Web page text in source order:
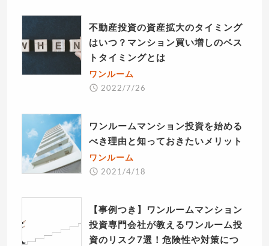
不動産投資の資産拡大のタイミング
はいつ？マンション買い増しのベス
トタイミングとは
ワンルーム
2022/7/26
ワンルームマンション投資を始める
べき理由と知っておきたいメリット
ワンルーム
2021/4/18
【事例つき】ワンルームマンション
投資専門会社が教えるワンルーム投
資のリスク7選！危険性や対策につ